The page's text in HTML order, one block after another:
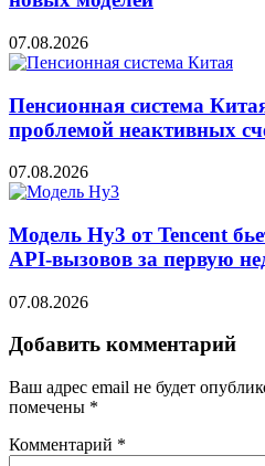
07.08.2026
Пенсионная система
проблемой неактивных
07.08.2026
Модель Hy3 от Tencent
API-вызовов за первую
07.08.2026
Добавить комментарий
Ваш адрес email не будет
помечены *
Комментарий *